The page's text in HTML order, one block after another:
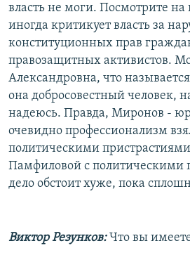
власть не моги. Посмотрите на
иногда критикует власть за
конституционных прав
правозащитных активистов.
Александровна, что
она добросовестный человек,
надеюсь. Правда, Миронов -
очевидно профессионализм
политическими
Памфиловой с политическими
дело обстоит хуже, пока
Виктор Резунков:Что вы